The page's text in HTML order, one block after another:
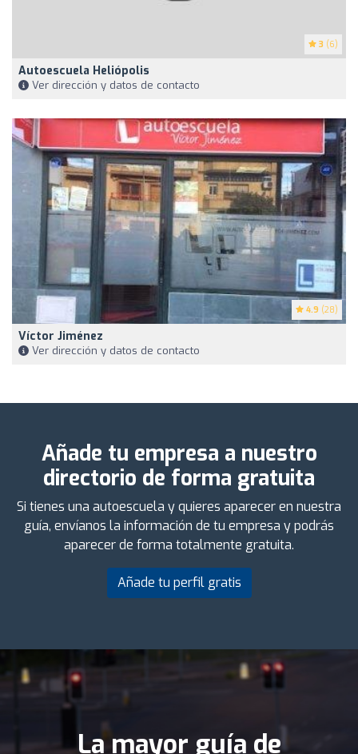
3 (6)
Autoescuela Heliópolis
Ver dirección y datos de contacto
4.9 (28)
Víctor Jiménez
Ver dirección y datos de contacto
Añade tu empresa a nuestro
directorio de forma gratuita
Si tienes una autoescuela y quieres aparecer en nuestra
guía, envíanos la información de tu empresa y podrás
aparecer de forma totalmente gratuita.
Añade tu perfil gratis
La mayor guía de